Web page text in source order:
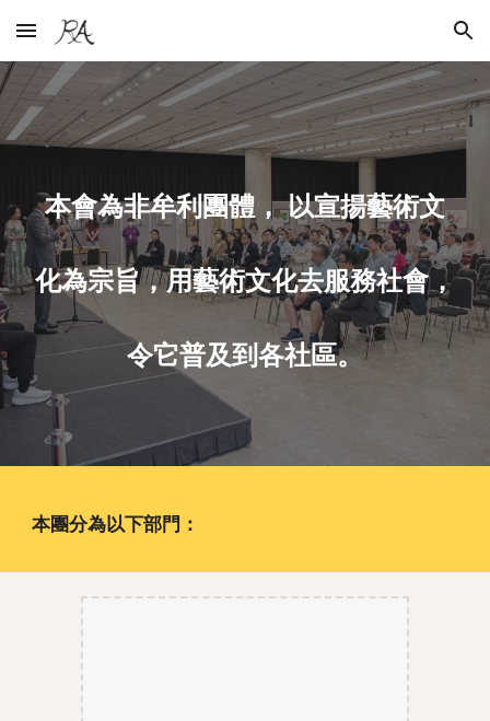
Skip to main content Skip to navigation
本會為非牟利團體， 以宣揚藝術文
化為宗旨，用藝術文化去服務社會，
令它普及到各社區。
本團分為以下部門：